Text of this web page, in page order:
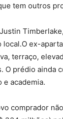
tem outros
local.O ex-
terraço,
O prédio ainda
e academia.
comprador